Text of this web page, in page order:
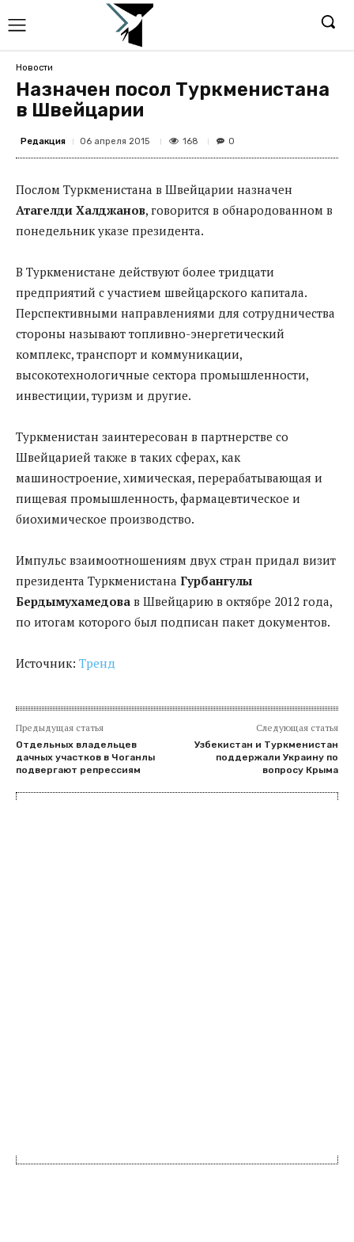
Новости
Назначен посол Туркменистана
в Швейцарии
Редакция 06 апреля 2015 168 0
Послом Туркменистана в Швейцарии назначен
Атагелди Халджанов, говорится в обнародованном в
понедельник указе президента.
В Туркменистане действуют более тридцати
предприятий с участием швейцарского капитала.
Перспективными направлениями для сотрудничества
стороны называют топливно-энергетический
комплекс, транспорт и коммуникации,
высокотехнологичные сектора промышленности,
инвестиции, туризм и другие.
Туркменистан заинтересован в партнерстве со
Швейцарией также в таких сферах, как
машиностроение, химическая, перерабатывающая и
пищевая промышленность, фармацевтическое и
биохимическое производство.
Импульс взаимоотношениям двух стран придал визит
президента Туркменистана Гурбангулы
Бердымухамедова в Швейцарию в октябре 2012 года,
по итогам которого был подписан пакет документов.
Источник: Тренд
Предыдущая статья
Отдельных владельцев
дачных участков в Чоганлы
подвергают репрессиям
Следующая статья
Узбекистан и Туркменистан
поддержали Украину по
вопросу Крыма